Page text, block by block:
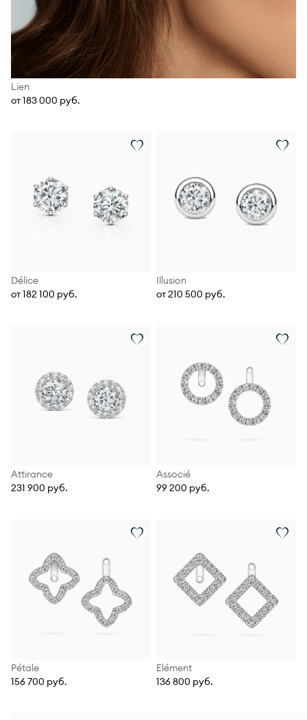
Lien
от 183 000 руб.
Délice
от 182 100 руб.
Illusion
от 210 500 руб.
Attirance
231 900 руб.
Associé
99 200 руб.
Pétale
156 700 руб.
Elément
136 800 руб.